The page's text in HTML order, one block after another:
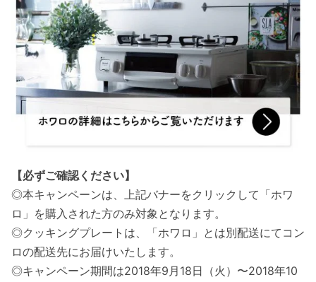
【必ずご確認ください】
◎本キャンペーンは、上記バナーをクリックして「ホワ
ロ」を購入された方のみ対象となります。
◎クッキングプレートは、「ホワロ」とは別配送にてコン
ロの配送先にお届けいたします。
◎キャンペーン期間は2018年9月18日（火）〜2018年10